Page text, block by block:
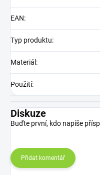
EAN:
Typ produktu:
Materiál :
Použití:
Diskuze
Buďte první, kdo napíše
Přidat komentář